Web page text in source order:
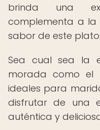
brinda una
complementa a la
sabor de este
Sea cual sea la
morada como el
ideales para
disfrutar de una
auténtica y